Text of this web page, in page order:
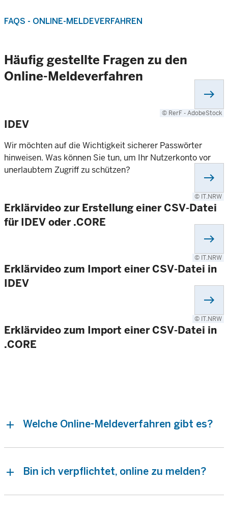
FAQS - ONLINE-MELDEVERFAHREN
Häufig gestellte Fragen zu den
Online-Meldeverfahren
© RerF - AdobeStock
east
IDEV
Wir möchten auf die Wichtigkeit sicherer Passwörter
hinweisen. Was können Sie tun, um Ihr Nutzerkonto vor
unerlaubtem Zugriff zu schützen?
© IT.NRW
east
Erklärvideo zur Erstellung einer CSV-Datei
für IDEV oder .CORE
© IT.NRW
east
Erklärvideo zum Import einer CSV-Datei in
IDEV
© IT.NRW
east
Erklärvideo zum Import einer CSV-Datei in
.CORE
Welche Online-Meldeverfahren gibt es?
Bin ich verpflichtet, online zu melden?